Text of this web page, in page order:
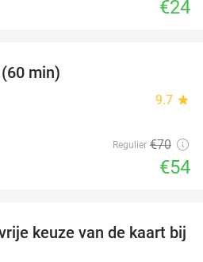
€24
min)
9.7 star
Regulier €70
€54
23%
keuze van de kaart bij